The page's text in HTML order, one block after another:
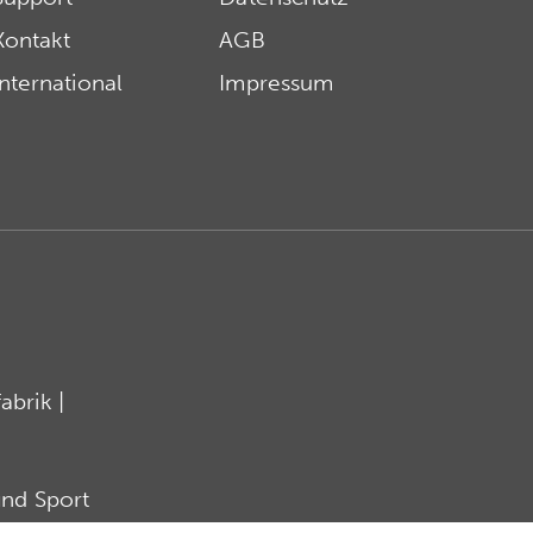
AGB
Impressum
|
Sport